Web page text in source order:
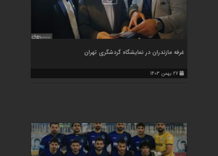
غرفه مازندران در نمایشگاه گردشگری تهران
27 بهمن 1403